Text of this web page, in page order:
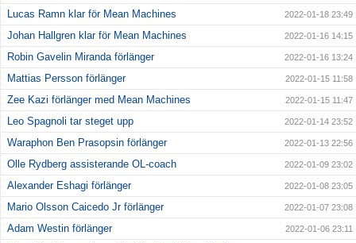
Lucas Ramn klar för Mean Machines 2022-01-18 23:49
Johan Hallgren klar för Mean Machines 2022-01-16 14:15
Robin Gavelin Miranda förlänger 2022-01-16 13:24
Mattias Persson förlänger 2022-01-15 11:58
Zee Kazi förlänger med Mean Machines 2022-01-15 11:47
Leo Spagnoli tar steget upp 2022-01-14 23:52
Waraphon Ben Prasopsin förlänger 2022-01-13 22:56
Olle Rydberg assisterande OL-coach 2022-01-09 23:02
Alexander Eshagi förlänger 2022-01-08 23:05
Mario Olsson Caicedo Jr förlänger 2022-01-07 23:08
Adam Westin förlänger 2022-01-06 23:11